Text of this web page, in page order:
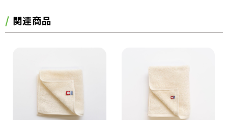
関連商品